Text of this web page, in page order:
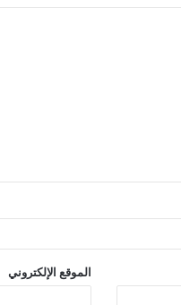
الموقع الإلكتروني